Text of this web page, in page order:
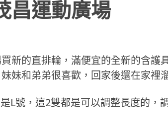
昌運動廣場
新的直排輪，滿便宜的全新的含護
妹和弟弟很喜歡，回家後還在家裡
L號，這2雙都是可以調整長度的，